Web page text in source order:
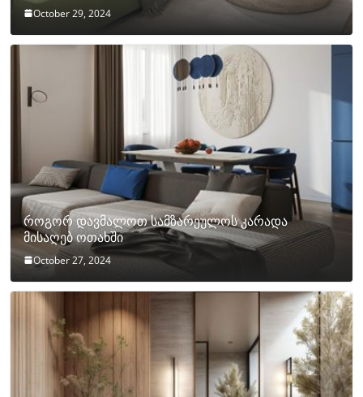
October 29, 2024
როგორ დავმალოთ სამზარეულოს კარადა
მისაღებ ოთახში
October 27, 2024